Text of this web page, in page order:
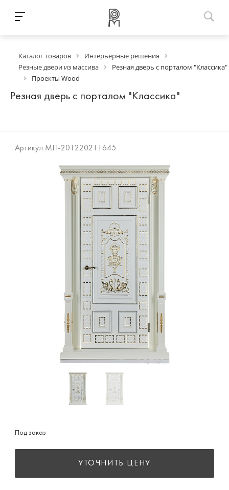
Каталог товаров
Интерьерные решения
Резные двери из массива
Резная дверь с порталом "Классика"
Проекты Wood
Резная дверь с порталом "Классика"
Артикул МП-201220211645
Под заказ
УТОЧНИТЬ ЦЕНУ